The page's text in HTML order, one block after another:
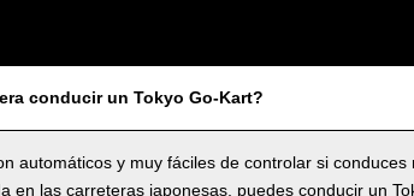
conducir un Tokyo Go-Kart?
automáticos y muy fáciles de controlar si
en las carreteras japonesas, puedes conducir un